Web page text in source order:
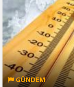
GÜNDEM